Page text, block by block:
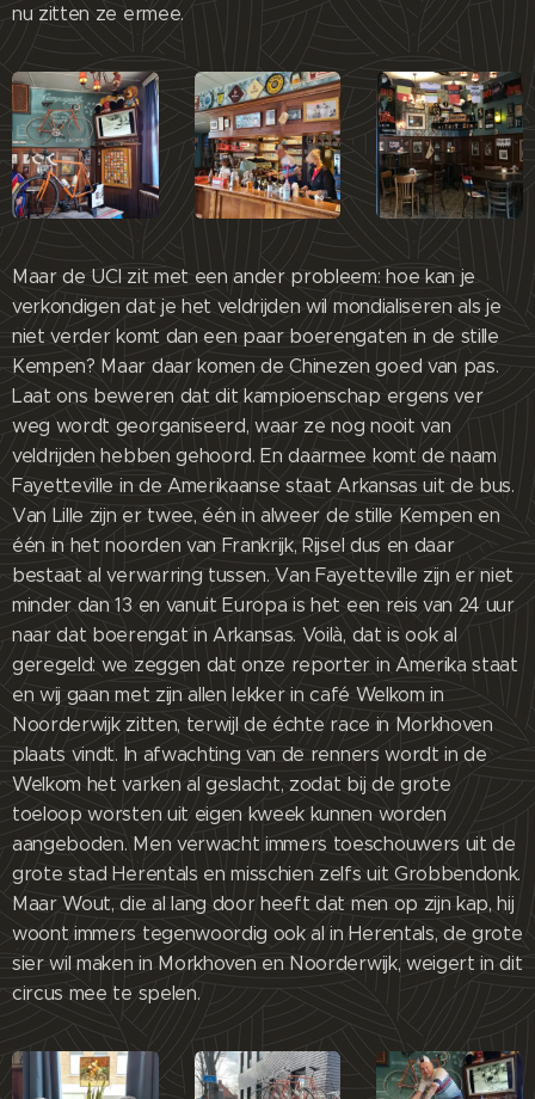
nu zitten ze ermee.
Maar de UCI zit met een ander probleem: hoe kan je
verkondigen dat je het veldrijden wil mondialiseren als je
niet verder komt dan een paar boerengaten in de stille
Kempen? Maar daar komen de Chinezen goed van pas.
Laat ons beweren dat dit kampioenschap ergens ver
weg wordt georganiseerd, waar ze nog nooit van
veldrijden hebben gehoord. En daarmee komt de naam
Fayetteville in de Amerikaanse staat Arkansas uit de bus.
Van Lille zijn er twee, één in alweer de stille Kempen en
één in het noorden van Frankrijk, Rijsel dus en daar
bestaat al verwarring tussen. Van Fayetteville zijn er niet
minder dan 13 en vanuit Europa is het een reis van 24 uur
naar dat boerengat in Arkansas. Voilà, dat is ook al
geregeld: we zeggen dat onze reporter in Amerika staat
en wij gaan met zijn allen lekker in café Welkom in
Noorderwijk zitten, terwijl de échte race in Morkhoven
plaats vindt. In afwachting van de renners wordt in de
Welkom het varken al geslacht, zodat bij de grote
toeloop worsten uit eigen kweek kunnen worden
aangeboden. Men verwacht immers toeschouwers uit de
grote stad Herentals en misschien zelfs uit Grobbendonk.
Maar Wout, die al lang door heeft dat men op zijn kap, hij
woont immers tegenwoordig ook al in Herentals, de grote
sier wil maken in Morkhoven en Noorderwijk, weigert in dit
circus mee te spelen.